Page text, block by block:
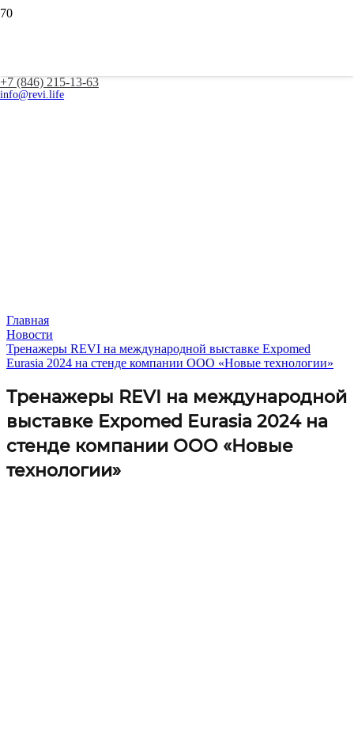
+7 (846) 215-13-63
info@revi.life
Главная
Новости
Тренажеры REVI на международной выставке Expomed
Eurasia 2024 на стенде компании ООО «Новые технологии»
Тренажеры REVI на международной
выставке Expomed Eurasia 2024 на
стенде компании ООО «Новые
технологии»